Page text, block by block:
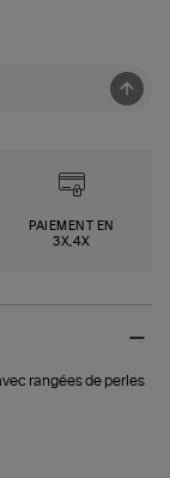
PAIEMENT EN
3X,4X
rangées de perles